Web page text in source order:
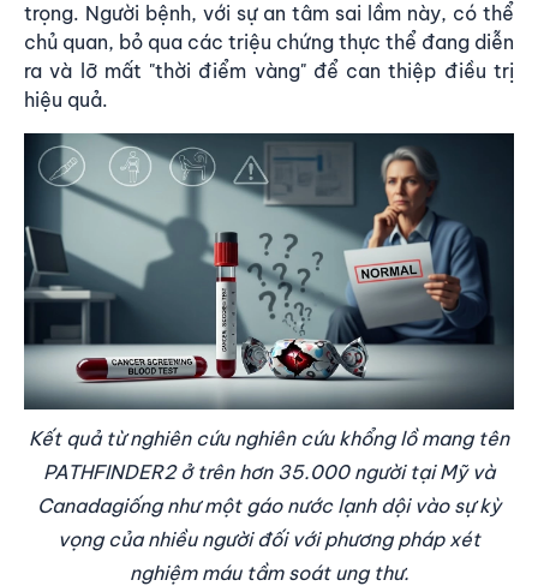
trọng. Người bệnh, với sự an tâm sai lầm này, có thể
chủ quan, bỏ qua các triệu chứng thực thể đang diễn
ra và lỡ mất "thời điểm vàng" để can thiệp điều trị
hiệu quả.
Kết quả từ nghiên cứu nghiên cứu khổng lồ mang tên
PATHFINDER2 ở trên hơn 35.000 người tại Mỹ và
Canadagiống như một gáo nước lạnh dội vào sự kỳ
vọng của nhiều người đối với phương pháp xét
nghiệm máu tầm soát ung thư.